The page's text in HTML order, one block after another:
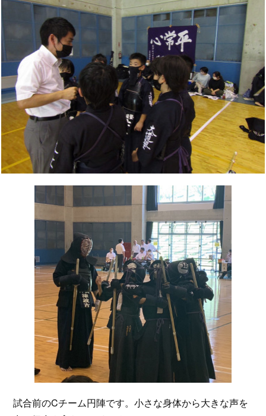
試合前のCチーム円陣です。小さな身体から大きな声を